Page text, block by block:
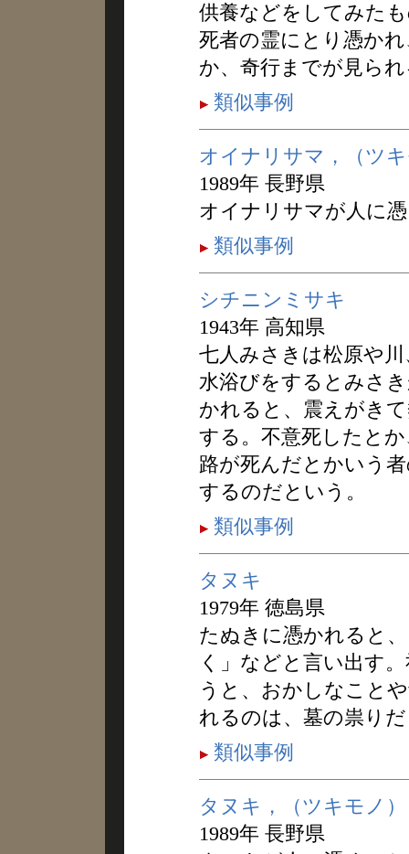
供養などをしてみた
死者の霊にとり憑か
か、奇行までが見ら
類似事例
オイナリサマ，（ツ
1989年 長野県
オイナリサマが人に
類似事例
シチニンミサキ
1943年 高知県
七人みさきは松原や
水浴びをするとみさ
かれると、震えがき
する。不意死したと
路が死んだとかいう
するのだという。
類似事例
タヌキ
1979年 徳島県
たぬきに憑かれると
く」などと言い出す
うと、おかしなこと
れるのは、墓の祟り
類似事例
タヌキ，（ツキモノ）
1989年 長野県